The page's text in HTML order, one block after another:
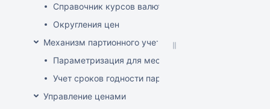
Справочник курсов валют
Округления цен
Механизм партионного учета
Параметризация для места хранения механизма
Учет сроков годности партий
Управление ценами